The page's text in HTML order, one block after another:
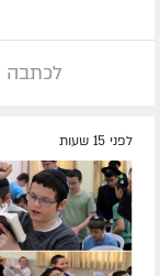
לכתבה
לפני 15 שעות